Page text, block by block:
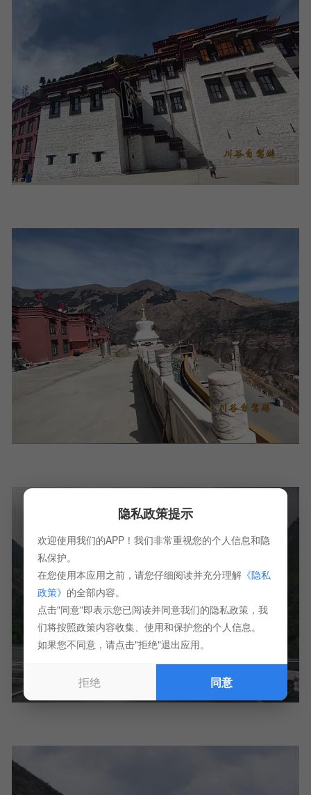
隐私政策提示
欢迎使用我们的APP！我们非常重视您的个人信息和隐
私保护。
在您使用本应用之前，请您仔细阅读并充分理解《隐私
政策》 的全部内容。
点击"同意"即表示您已阅读并同意我们的隐私政策，我
们将按照政策内容收集、使用和保护您的个人信息。
如果您不同意，请点击"拒绝"退出应用。
拒绝 同意